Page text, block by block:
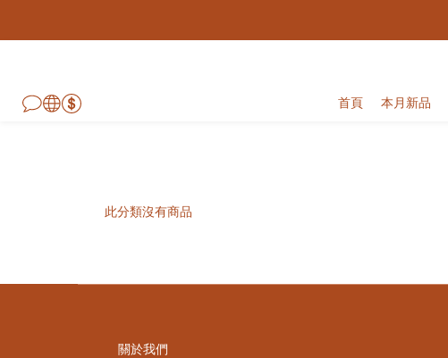
首頁 本月新品
此分類沒有商品
關於我們